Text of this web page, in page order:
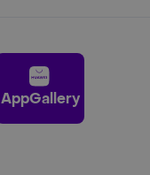
AppGallery